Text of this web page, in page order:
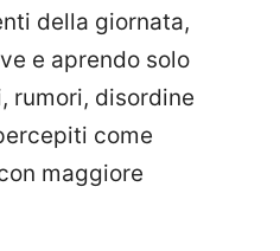
della giornata,
e aprendo solo
rumori, disordine
come
maggiore